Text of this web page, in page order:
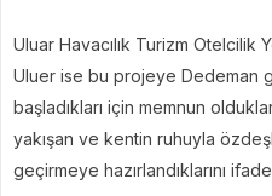
Uluar Havacılık Turizm Otelcilik
Uluer ise bu projeye Dedeman
başladıkları için memnun
yakışan ve kentin ruhuyla
geçirmeye hazırlandıklarını